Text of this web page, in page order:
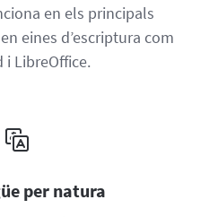
en els principals
eines d’escriptura com
i LibreOffice.
per natura